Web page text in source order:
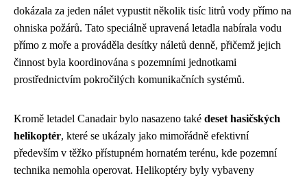
dokázala za jeden nálet vypustit několik tisíc litrů vody přímo na
ohniska požárů. Tato speciálně upravená letadla nabírala vodu
přímo z moře a prováděla desítky náletů denně, přičemž jejich
činnost byla koordinována s pozemními jednotkami
prostřednictvím pokročilých komunikačních systémů.
Kromě letadel Canadair bylo nasazeno také deset hasičských
helikoptér, které se ukázaly jako mimořádně efektivní
především v těžko přístupném hornatém terénu, kde pozemní
technika nemohla operovat. Helikoptéry byly vybaveny